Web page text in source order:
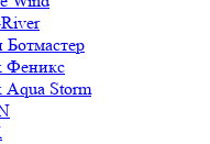
Феникc
Aqua Storm